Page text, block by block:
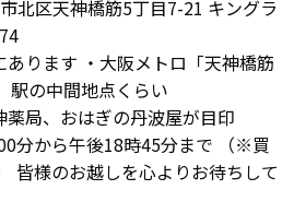
北区天神橋筋5丁目7-21 キングラ
あります ・大阪メトロ「天神橋筋
駅の中間地点くらい
薬局、おはぎの丹波屋が目印
分から午後18時45分まで （※買
皆様のお越しを心よりお待ちして